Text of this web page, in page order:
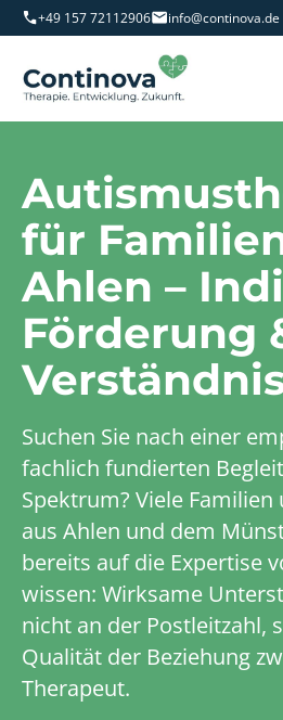
+49 157 72112906 info@continova.de
für
Ahlen –
Förderung
Suchen Sie nach einer
fachlich fundierten
Spektrum? Viele Familien
aus Ahlen und dem
bereits auf die Expertise
wissen: Wirksame
nicht an der Postleitzahl,
Qualität der Beziehung
Therapeut.